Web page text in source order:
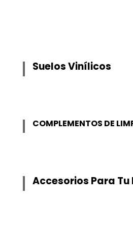
Suelos Vinílicos
COMPLEMENTOS DE
Accesorios Para